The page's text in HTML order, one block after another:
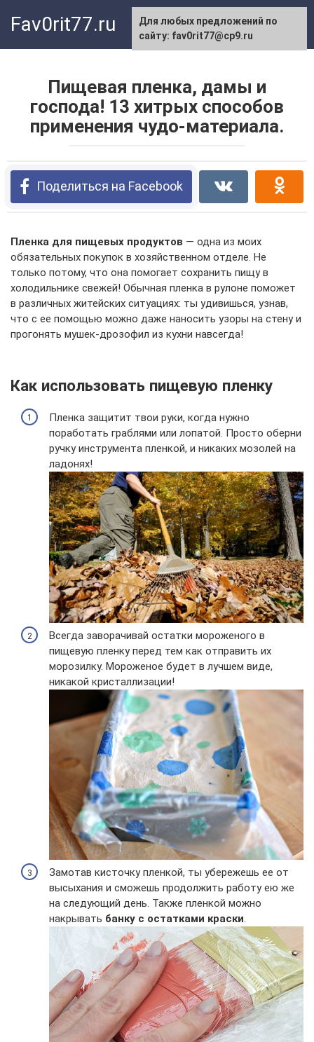
Fav0rit77.ru
Пищевая пленка, дамы и
господа! 13 хитрых способов
применения чудо-материала.
Поделиться на Facebook
Пленка для пищевых продуктов — одна из моих
обязательных покупок в хозяйственном отделе. Не
только потому, что она помогает сохранить пищу в
холодильнике свежей! Обычная пленка в рулоне поможет
в различных житейских ситуациях: ты удивишься, узнав,
что с ее помощью можно даже наносить узоры на стену и
прогонять мушек-дрозофил из кухни навсегда!
Как использовать пищевую пленку
Пленка защитит твои руки, когда нужно
поработать граблями или лопатой. Просто оберни
ручку инструмента пленкой, и никаких мозолей на
ладонях!
Всегда заворачивай остатки мороженого в
пищевую пленку перед тем как отправить их
морозилку. Мороженое будет в лучшем виде,
никакой кристаллизации!
Замотав кисточку пленкой, ты убережешь ее от
высыхания и сможешь продолжить работу ею же
на следующий день. Также пленкой можно
накрывать банку с остатками краски.
Для любых предложений по
сайту: fav0rit77@cp9.ru